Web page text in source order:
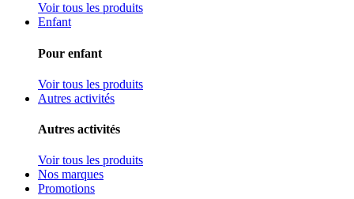
Voir tous les produits
Enfant
Pour enfant
Voir tous les produits
Autres activités
Autres activités
Voir tous les produits
Nos marques
Promotions